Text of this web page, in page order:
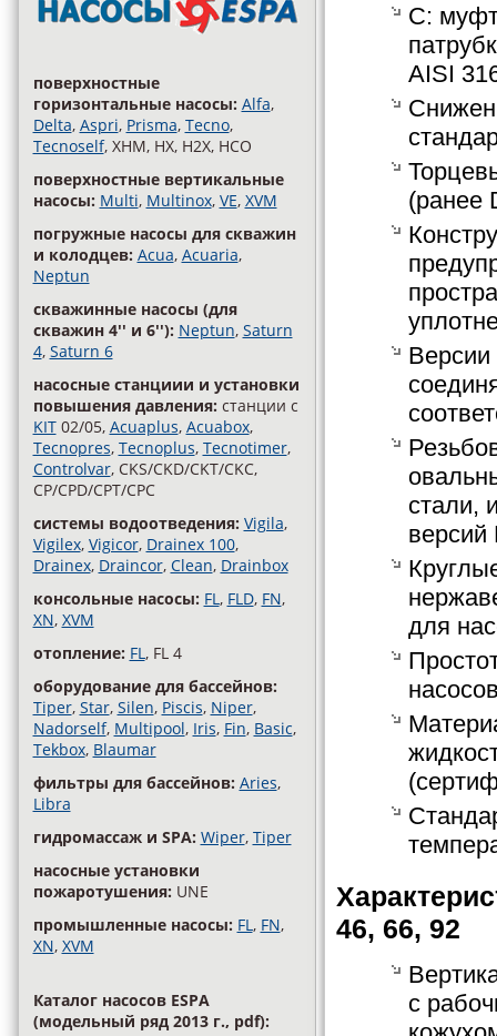
поверхностные
горизонтальные насосы: Alfa,
Delta, Aspri, Prisma, Tecno,
Tecnoself, XHM, HX, H2X, HCO
поверхностные вертикальные
насосы: Multi, Multinox, VE, XVM
погружные насосы для скважин
и колодцев: Acua, Acuaria,
Neptun
скважинные насосы (для
скважин 4'' и 6''): Neptun, Saturn
4, Saturn 6
насосные станциии и установки
повышения давления: станции с
KIT02/05, Acuaplus, Acuabox,
Tecnopres, Tecnoplus, Tecnotimer,
Controlvar, CKS/CKD/CKT/CKC,
CP/CPD/CPT/CPC
cистемы водоотведения: Vigila,
Vigilex, Vigicor, Drainex 100,
Drainex, Draincor, Clean, Drainbox
консольные насосы: FL, FLD, FN,
XN, XVM
отопление: FL, FL 4
оборудование для бассейнов:
Tiper, Star, Silen, Piscis, Niper,
Nadorself, Multipool, Iris, Fin, Basic,
Tekbox, Blaumar
фильтры для бассейнов: Aries,
Libra
гидромассаж и SPA: Wiper, Tiper
насосные установки
пожаротушения: UNE
промышленные насосы: FL, FN,
XN, XVM
Каталог насосов ESPA
(модельный ряд 2013 г., pdf):
C:
AISI
(ранее
стали,
версий
для
46, 66, 92
с